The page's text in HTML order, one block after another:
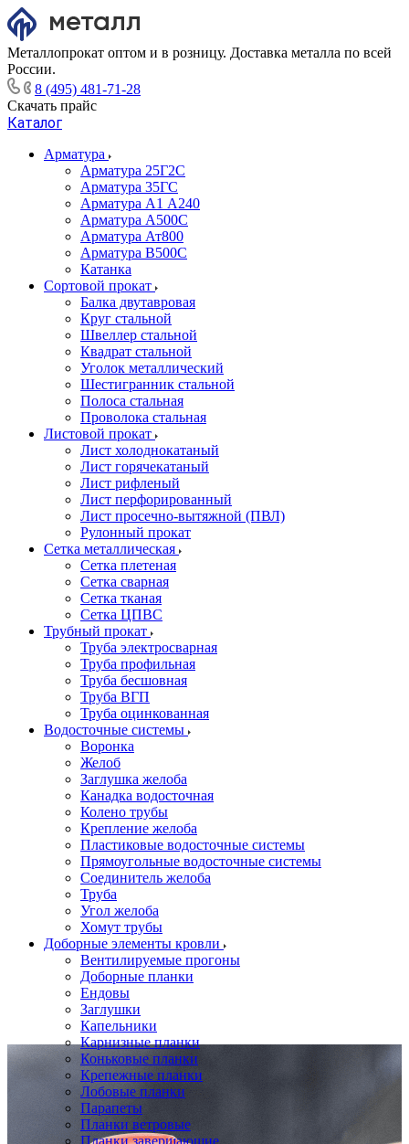
Металлопрокат оптом и в розницу. Доставка металла по всей
России.
8 (495) 481-71-28
Скачать прайс
Каталог
Арматура
Арматура 25Г2С
Арматура 35ГС
Арматура А1 А240
Арматура А500С
Арматура Ат800
Арматура В500С
Катанка
Сортовой прокат
Балка двутавровая
Круг стальной
Швеллер стальной
Квадрат стальной
Уголок металлический
Шестигранник стальной
Полоса стальная
Проволока стальная
Листовой прокат
Лист холоднокатаный
Лист горячекатаный
Лист рифленый
Лист перфорированный
Лист просечно-вытяжной (ПВЛ)
Рулонный прокат
Сетка металлическая
Сетка плетеная
Сетка сварная
Сетка тканая
Сетка ЦПВС
Трубный прокат
Труба электросварная
Труба профильная
Труба бесшовная
Труба ВГП
Труба оцинкованная
Водосточные системы
Воронка
Желоб
Заглушка желоба
Канадка водосточная
Колено трубы
Крепление желоба
Пластиковые водосточные системы
Прямоугольные водосточные системы
Соединитель желоба
Труба
Угол желоба
Хомут трубы
Доборные элементы кровли
Вентилируемые прогоны
Доборные планки
Ендовы
Заглушки
Капельники
Карнизные планки
Коньковые планки
Крепежные планки
Лобовые планки
Парапеты
Планки ветровые
Планки завершающие